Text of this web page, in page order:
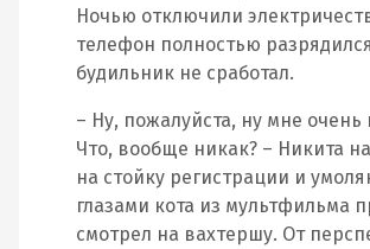
Ночью отключили
телефон полностью
будильник не сработал.
– Ну, пожалуйста, ну мне очень
Что, вообще никак? – Никита
на стойку регистрации и
глазами кота из мультфильма
смотрел на вахтершу. От